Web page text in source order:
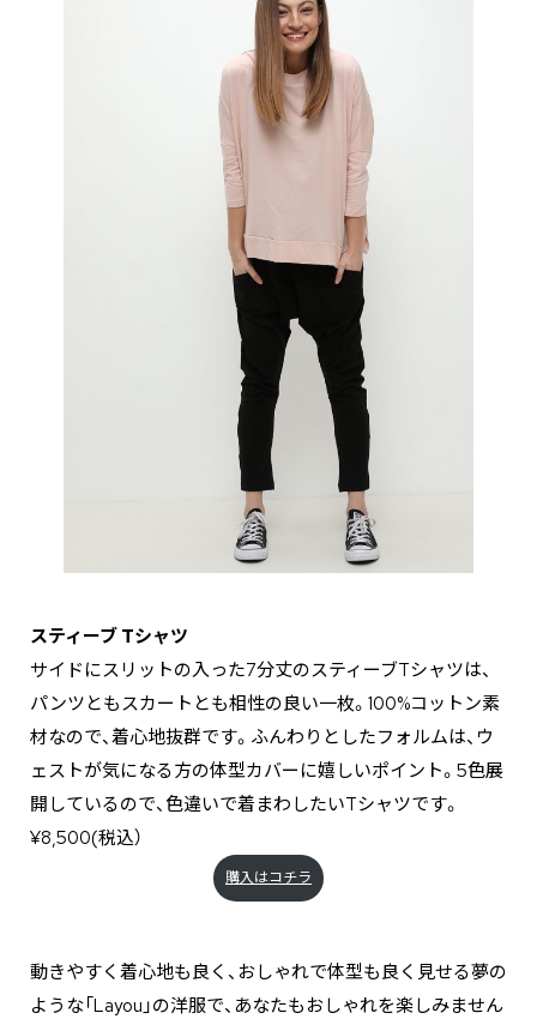
スティーブ Tシャツ
サイドにスリットの入った7分丈のスティーブTシャツは、
パンツともスカートとも相性の良い一枚。100%コットン素
材なので、着心地抜群です。ふんわりとしたフォルムは、ウ
ェストが気になる方の体型カバーに嬉しいポイント。5色展
開しているので、色違いで着まわしたいTシャツです。
¥8,500(税込）
購入はコチラ
動きやすく着心地も良く、おしゃれで体型も良く見せる夢の
ような「Layou」の洋服で、あなたもおしゃれを楽しみません